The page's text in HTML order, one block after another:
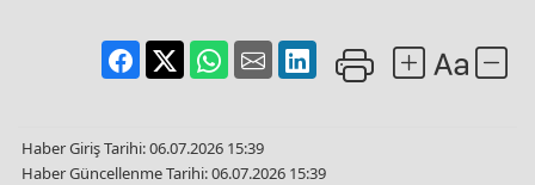
Haber Giriş Tarihi: 06.07.2026 15:39
Haber Güncellenme Tarihi: 06.07.2026 15:39